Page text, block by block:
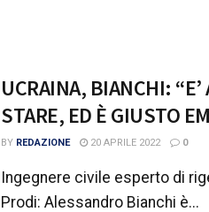
UCRAINA, BIANCHI:
STARE, ED È GIUSTO
BY REDAZIONE 20 APRILE 2022 0
Ingegnere civile esperto di
Prodi: Alessandro Bianchi è...